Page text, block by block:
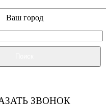
Ваш город
ЗВОНОК